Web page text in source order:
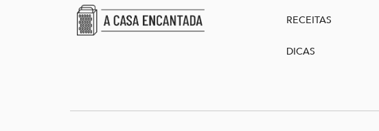
RECEITAS
DICAS